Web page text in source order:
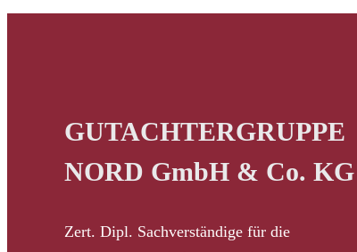
GUTACHTERGRUPPE
NORD GmbH & Co. KG
Zert. Dipl. Sachverständige für die